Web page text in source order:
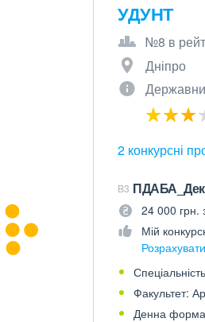
УДУНТ
№8 в
Дніпро
2 конкурсні
B3
24 000 грн.
Мій
Розрахувати
Факультет:
Денна